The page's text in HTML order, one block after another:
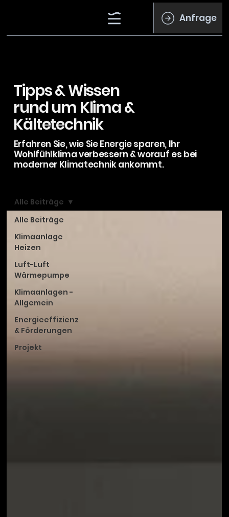
Anfrage
Tipps & Wissen
rund um Klima &
Kältetechnik
Erfahren Sie, wie Sie Energie sparen, Ihr
Wohlfühlklima verbessern & worauf es bei
moderner Klimatechnik ankommt.
Alle Beiträge
Klimaanlage
Heizen
Luft-Luft
Wärmepumpe
Klimaanlagen -
Allgemein
Energieeffizienz
& Förderungen
Projekt
Alle Beiträge